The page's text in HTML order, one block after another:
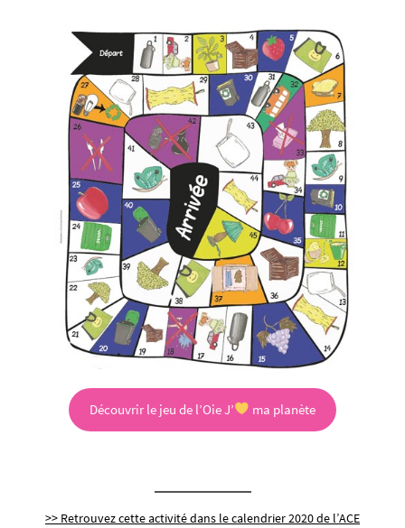
Découvrir le jeu de l’Oie J’ ma planète
>> Retrouvez cette activité dans le calendrier 2020 de l’ACE